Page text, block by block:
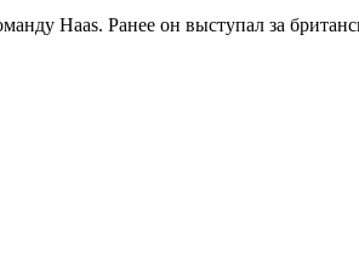
Haas. Ранее он выступал за